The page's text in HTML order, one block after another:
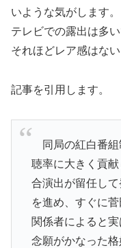
いような気がします。
テレビでの露出は多
それほどレア感はな
記事を引用します。
同局の紅白番組
聴率に大きく貢
合演出が留任し
を進め、すぐに
関係者によると実
念願がかなった格